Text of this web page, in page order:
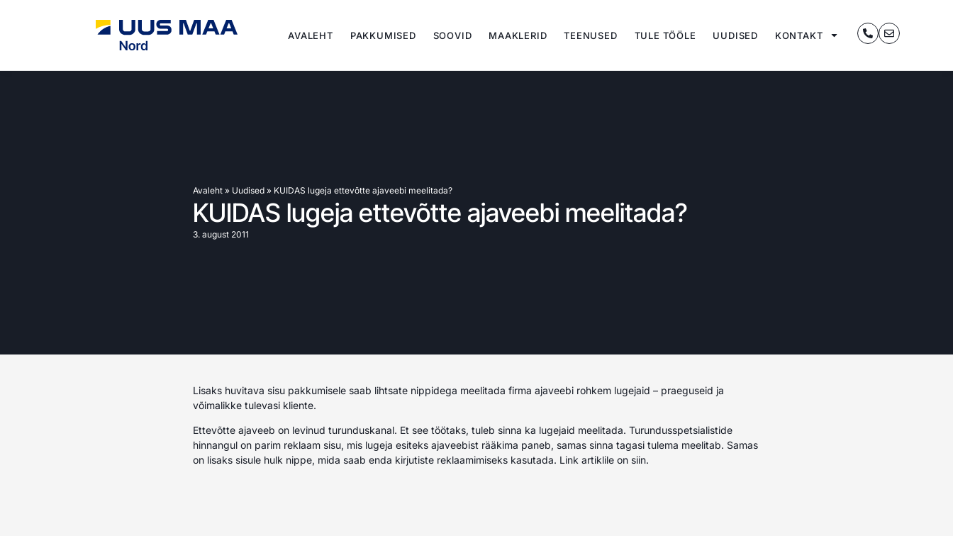
AVALEHT PAKKUMISED SOOVID MAAKLERID TEENUSED TULE TÖÖLE UUDISED KONTAKT
Avaleht » Uudised » KUIDAS lugeja ettevõtte ajaveebi meelitada?
KUIDAS lugeja ettevõtte ajaveebi meelitada?
3. august 2011
Lisaks huvitava sisu pakkumisele saab lihtsate nippidega meelitada firma ajaveebi rohkem lugejaid – praeguseid ja
võimalikke tulevasi kliente.
Ettevõtte ajaveeb on levinud turunduskanal. Et see töötaks, tuleb sinna ka lugejaid meelitada. Turundusspetsialistide
hinnangul on parim reklaam sisu, mis lugeja esiteks ajaveebist rääkima paneb, samas sinna tagasi tulema meelitab. Samas
on lisaks sisule hulk nippe, mida saab enda kirjutiste reklaamimiseks kasutada. Link artiklile on siin.